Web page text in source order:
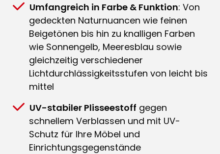
Umfangreich in Farbe & Funktion: Von
gedeckten Naturnuancen wie feinen
Beigetönen bis hin zu knalligen Farben
wie Sonnengelb, Meeresblau sowie
gleichzeitig verschiedener
Lichtdurchlässigkeitsstufen von leicht bis
mittel
UV-stabiler Plisseestoff gegen
schnellem Verblassen und mit UV-
Schutz für Ihre Möbel und
Einrichtungsgegenstände